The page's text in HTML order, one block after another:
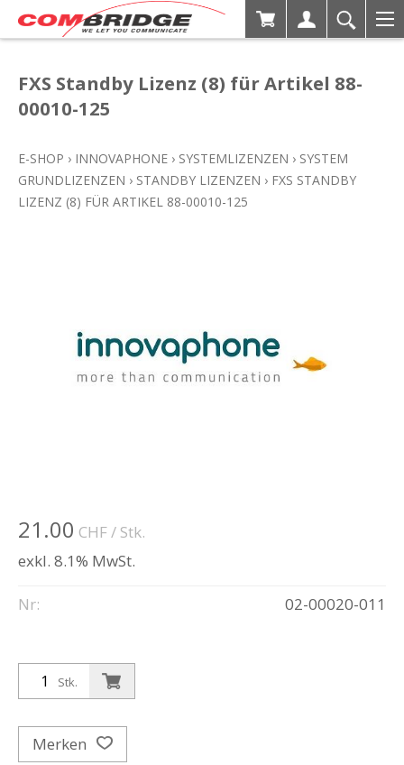
FXS Standby Lizenz (8) für Artikel 88-
00010-125
E-SHOP › INNOVAPHONE › SYSTEMLIZENZEN › SYSTEM
GRUNDLIZENZEN › STANDBY LIZENZEN › FXS STANDBY
LIZENZ (8) FÜR ARTIKEL 88-00010-125
21.00 CHF/ Stk.
exkl. 8.1% MwSt.
Nr: 02-00020-011
Stk.
Merken